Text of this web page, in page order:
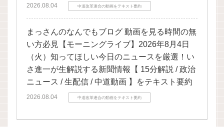
2026.08.04 中道改革連合の動画をテキスト要約
まっさんのなんでもブログ 動画を見る時間の無
い方必見【モーニングライブ】2026年8月4日
（火）知ってほしい今日のニュースを厳選！い
さ進一が生解説する新聞情報【 15分解説 / 政治
ニュース / 生配信 / 中道動画 】をテキスト要約
2026.08.04 中道改革連合の動画をテキスト要約